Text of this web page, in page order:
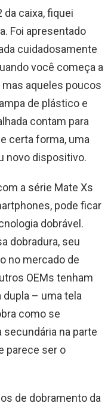
da caixa, fiquei
Foi apresentado
cuidadosamente
você começa a
aqueles poucos
de plástico e
contam para
certa forma, uma
novo dispositivo.
a série Mate Xs
pode ficar
dobrável.
dobradura, seu
no mercado de
OEMs tenham
dupla – uma tela
como se
na parte
parece ser o
de dobramento da